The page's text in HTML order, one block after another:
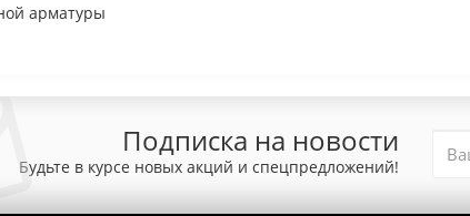
арматуры
Подписка на новости
Будьте в курсе новых акций и спецпредложений!